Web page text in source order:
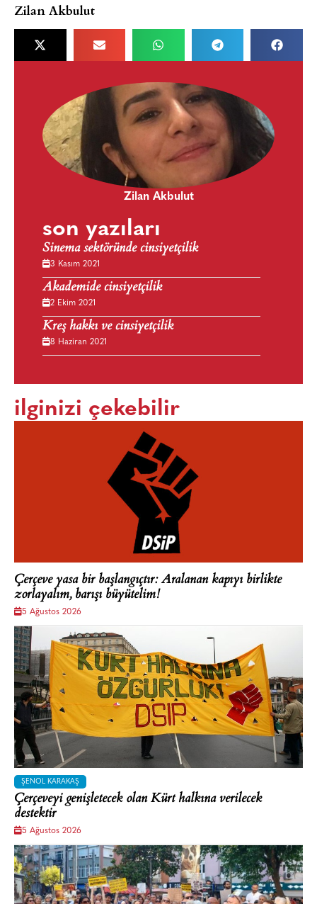
Zilan Akbulut
Zilan Akbulut
son yazıları
Sinema sektöründe cinsiyetçilik
3 Kasım 2021
Akademide cinsiyetçilik
2 Ekim 2021
Kreş hakkı ve cinsiyetçilik
8 Haziran 2021
ilginizi çekebilir
Çerçeve yasa bir başlangıçtır: Aralanan kapıyı birlikte
zorlayalım, barışı büyütelim!
5 Ağustos 2026
ŞENOL KARAKAŞ
Çerçeveyi genişletecek olan Kürt halkına verilecek
destektir
5 Ağustos 2026